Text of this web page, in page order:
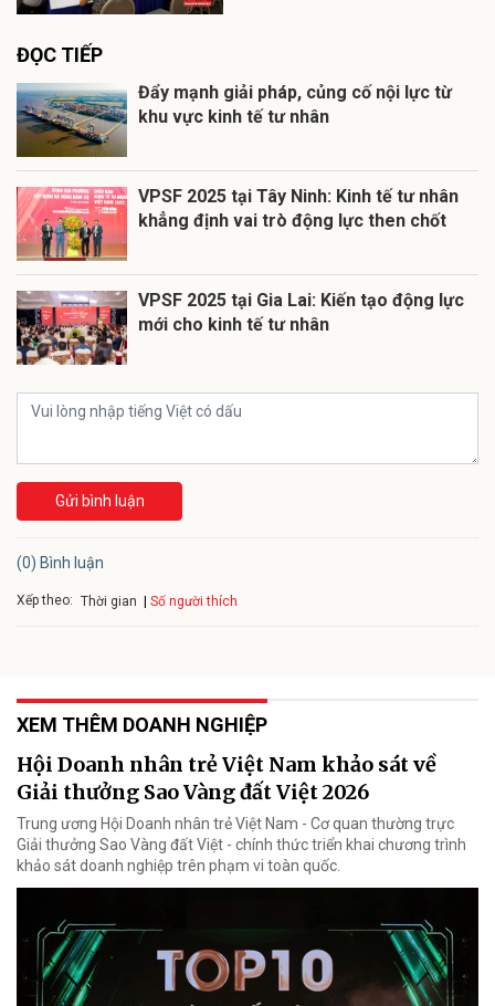
ĐỌC TIẾP
Đẩy mạnh giải pháp, củng cố nội lực từ
khu vực kinh tế tư nhân
VPSF 2025 tại Tây Ninh: Kinh tế tư nhân
khẳng định vai trò động lực then chốt
VPSF 2025 tại Gia Lai: Kiến tạo động lực
mới cho kinh tế tư nhân
Gửi bình luận
(0) Bình luận
Xếp theo: Thời gian Số người thích
XEM THÊM DOANH NGHIỆP
Hội Doanh nhân trẻ Việt Nam khảo sát về
Giải thưởng Sao Vàng đất Việt 2026
Trung ương Hội Doanh nhân trẻ Việt Nam - Cơ quan thường trực
Giải thưởng Sao Vàng đất Việt - chính thức triển khai chương trình
khảo sát doanh nghiệp trên phạm vi toàn quốc.